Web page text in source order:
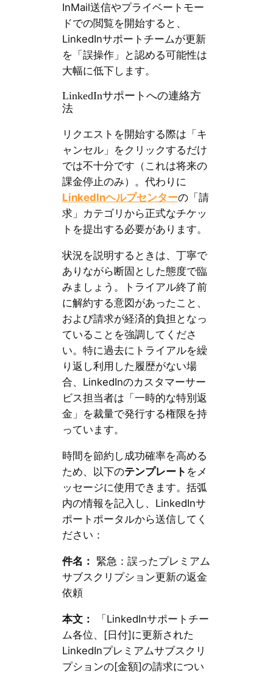
InMail送信やプライベートモー
ドでの閲覧を開始すると、
LinkedInサポートチームが更新
を「誤操作」と認める可能性は
大幅に低下します。
LinkedInサポートへの連絡方
法
リクエストを開始する際は「キ
ャンセル」をクリックするだけ
では不十分です（これは将来の
課金停止のみ）。代わりに
LinkedInヘルプセンターの「請
求」カテゴリから正式なチケッ
トを提出する必要があります。
状況を説明するときは、丁寧で
ありながら断固とした態度で臨
みましょう。トライアル終了前
に解約する意図があったこと、
および請求が経済的負担となっ
ていることを強調してくださ
い。特に過去にトライアルを繰
り返し利用した履歴がない場
合、LinkedInのカスタマーサー
ビス担当者は「一時的な特別返
金」を裁量で発行する権限を持
っています。
時間を節約し成功確率を高める
ため、以下のテンプレート をメ
ッセージに使用できます。括弧
内の情報を記入し、LinkedInサ
ポートポータルから送信してく
ださい：
件名： 緊急：誤ったプレミアム
サブスクリプション更新の返金
依頼
本文：
「LinkedInサポートチー
ム各位、[日付]に更新された
LinkedInプレミアムサブスクリ
プションの[金額]の請求につい